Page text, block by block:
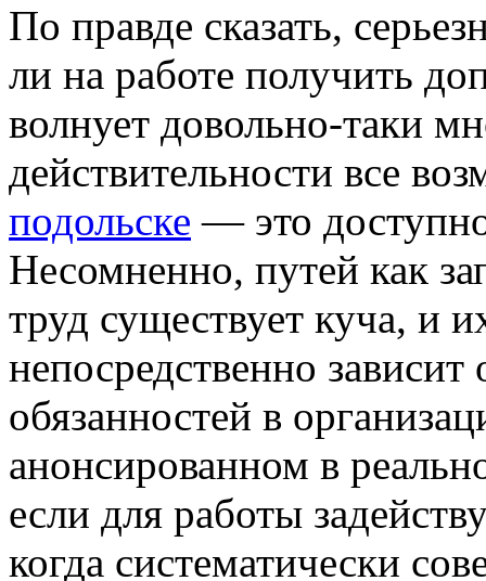
Пo прaвдe сказать,
ли на работе получить
волнует довольно-таки
действительности все
подольске — это
Несомненно, путей как
труд существует куча, и
непосредственно
обязанностей в
анонсированном в
если для работы
когда систематически